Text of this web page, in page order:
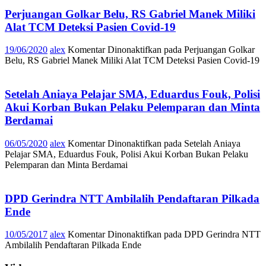
Perjuangan Golkar Belu, RS Gabriel Manek Miliki
Alat TCM Deteksi Pasien Covid-19
19/06/2020 alex Komentar Dinonaktifkan pada Perjuangan Golkar
Belu, RS Gabriel Manek Miliki Alat TCM Deteksi Pasien Covid-19
Setelah Aniaya Pelajar SMA, Eduardus Fouk, Polisi
Akui Korban Bukan Pelaku Pelemparan dan Minta
Berdamai
06/05/2020 alex Komentar Dinonaktifkan pada Setelah Aniaya
Pelajar SMA, Eduardus Fouk, Polisi Akui Korban Bukan Pelaku
Pelemparan dan Minta Berdamai
DPD Gerindra NTT Ambilalih Pendaftaran Pilkada
Ende
10/05/2017 alex Komentar Dinonaktifkan pada DPD Gerindra NTT
Ambilalih Pendaftaran Pilkada Ende